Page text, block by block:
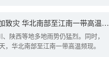
四川陕西等地需警惕降雨叠加致灾 华北南部至江南一带高温频现
陕西等地多地雨势仍猛烈。同时，
，华北南部至江南一带高温频现。